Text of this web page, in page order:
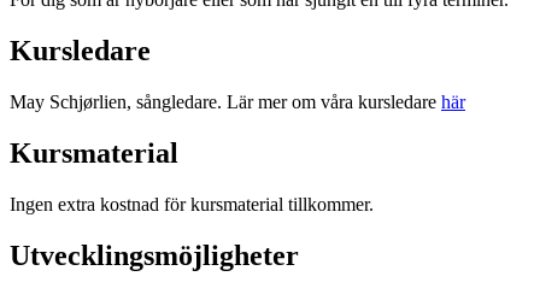
Kursledare
May Schjørlien, sångledare. Lär mer om våra kursledare här
Kursmaterial
Ingen extra kostnad för kursmaterial tillkommer.
Utvecklingsmöjligheter